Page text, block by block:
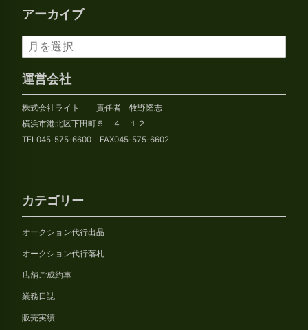
アーカイブ
ア
ー
カ
イ
ブ
運営会社
株式会社ライト 責任者 牧野隆志
横浜市港北区下田町５－４－１２
TEL045-575-6600 FAX045-575-6602
カテゴリー
オークション代行出品
オークション代行落札
店舗ご成約車
業務日誌
販売実績